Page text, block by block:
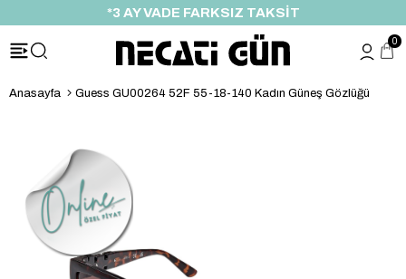
*3 AY VADE FARKSIZ TAKSİT
0
Anasayfa Guess GU00264 52F 55-18-140 Kadın Güneş Gözlüğü